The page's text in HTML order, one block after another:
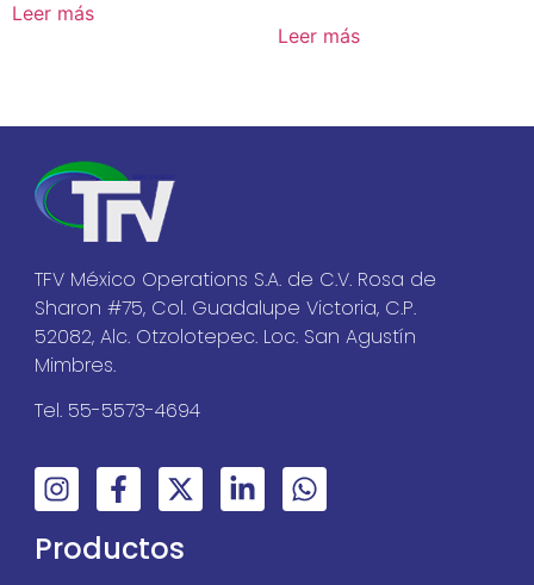
Leer más
Leer más
TFV México Operations S.A. de C.V. Rosa de
Sharon #75, Col. Guadalupe Victoria, C.P.
52082, Alc. Otzolotepec. Loc. San Agustín
Mimbres.
Tel. 55-5573-4694
Productos